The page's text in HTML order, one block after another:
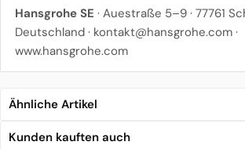
Hansgrohe SE · Auestraße 5–9 · 77761
Deutschland · kontakt@hansgrohe.com ·
www.hansgrohe.com
Ähnliche Artikel
Kunden kauften auch